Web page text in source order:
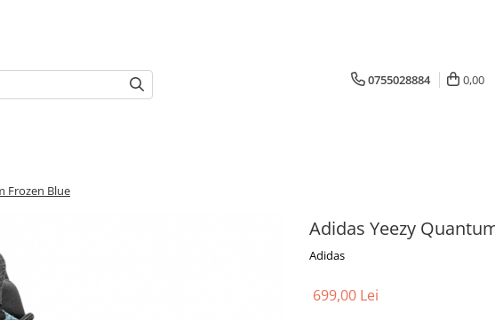
0755028884 0,00
Frozen Blue
Adidas Yeezy
Adidas
699,00 Lei